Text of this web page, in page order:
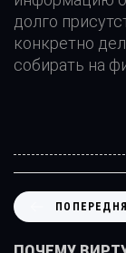
долго
конкретно
собирать на
П
О
П